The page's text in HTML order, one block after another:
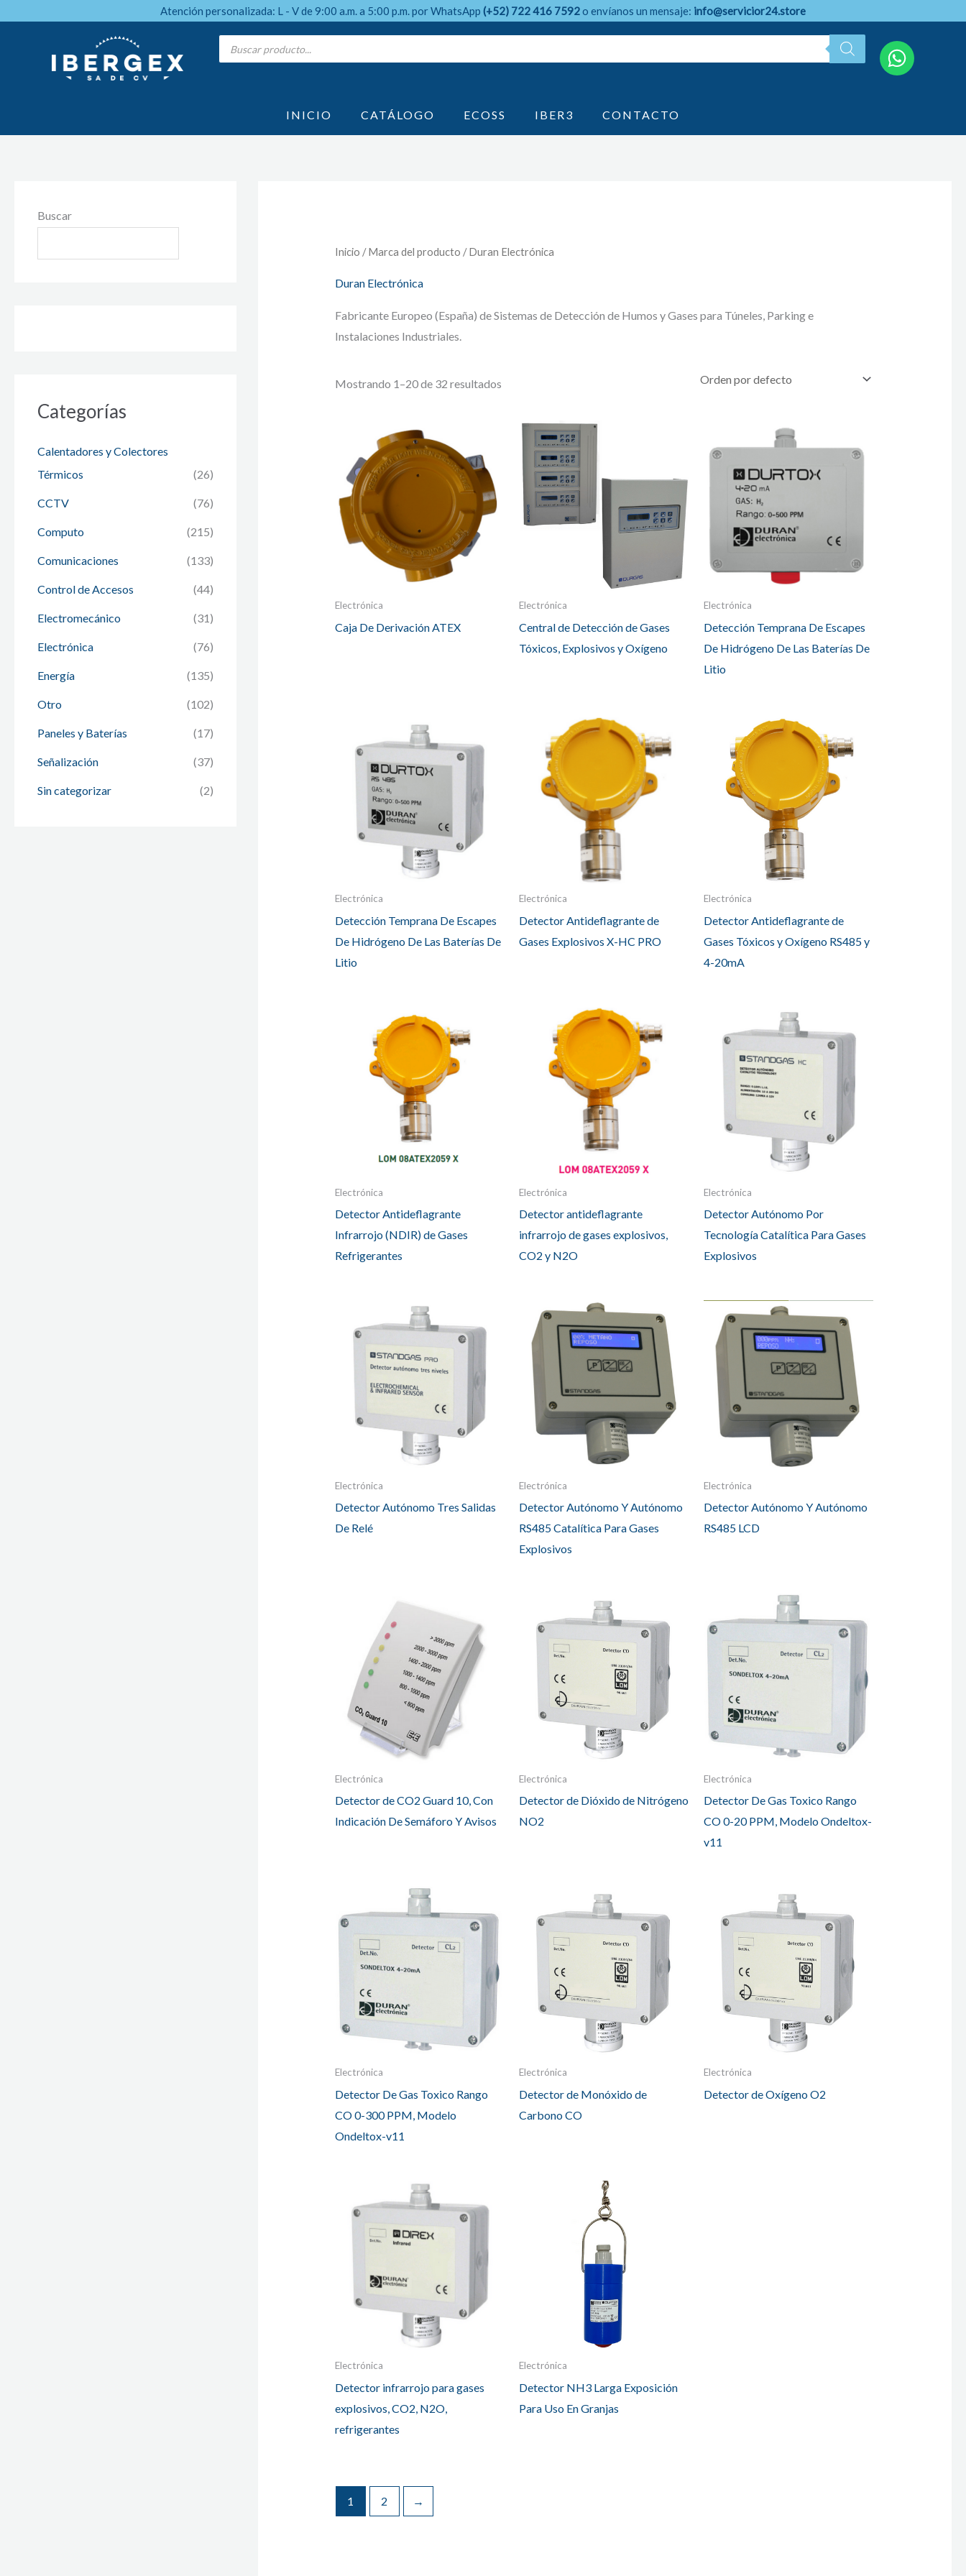
Atención personalizada: L - V de 9:00 a.m. a 5:00 p.m. por WhatsApp (+52) 722 416 7592o envíanos un mensaje: info@servicior24.store
Products
search
INICIO CATÁLOGO ECOSS IBER3 CONTACTO
Buscar
Categorías
Calentadores y Colectores
Térmicos
(26)
CCTV (76)
Computo (215)
Comunicaciones (133)
Control de Accesos (44)
Electromecánico (31)
Electrónica (76)
Energía (135)
Otro (102)
Paneles y Baterías (17)
Señalización (37)
Sin categorizar (2)
Inicio / Marca del producto / Duran Electrónica
Duran Electrónica
Fabricante Europeo (España) de Sistemas de Detección de Humos y Gases para Túneles, Parking e
Instalaciones Industriales.
Mostrando 1–20 de 32 resultados
Electrónica
Caja De Derivación ATEX
Electrónica
Central de Detección de Gases
Tóxicos, Explosivos y Oxígeno
Electrónica
Detección Temprana De Escapes
De Hidrógeno De Las Baterías De
Litio
Electrónica
Detección Temprana De Escapes
De Hidrógeno De Las Baterías De
Litio
Electrónica
Detector Antideflagrante de
Gases Explosivos X-HC PRO
Electrónica
Detector Antideflagrante de
Gases Tóxicos y Oxígeno RS485 y
4-20mA
Electrónica
Detector Antideflagrante
Infrarrojo (NDIR) de Gases
Refrigerantes
Electrónica
Detector antideflagrante
infrarrojo de gases explosivos,
CO2 y N2O
Electrónica
Detector Autónomo Por
Tecnología Catalítica Para Gases
Explosivos
Electrónica
Detector Autónomo Tres Salidas
De Relé
Electrónica
Detector Autónomo Y Autónomo
RS485 Catalítica Para Gases
Explosivos
Electrónica
Detector Autónomo Y Autónomo
RS485 LCD
Electrónica
Detector de CO2 Guard 10, Con
Indicación De Semáforo Y Avisos
Electrónica
Detector de Dióxido de Nitrógeno
NO2
Electrónica
Detector De Gas Toxico Rango
CO 0-20 PPM, Modelo Ondeltox-
v11
Electrónica
Detector De Gas Toxico Rango
CO 0-300 PPM, Modelo
Ondeltox-v11
Electrónica
Detector de Monóxido de
Carbono CO
Electrónica
Detector de Oxígeno O2
Electrónica
Detector infrarrojo para gases
explosivos, CO2, N2O,
refrigerantes
Electrónica
Detector NH3 Larga Exposición
Para Uso En Granjas
1 2 →